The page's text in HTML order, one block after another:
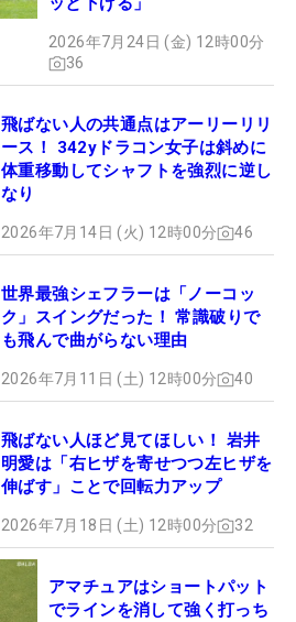
2026年7月24日 (金) 12時00分
36
飛ばない人の共通点はアーリーリリ
ース！ 342yドラコン女子は斜めに
体重移動してシャフトを強烈に逆し
なり
2026年7月14日 (火) 12時00分 46
世界最強シェフラーは「ノーコッ
ク」スイングだった！ 常識破りで
も飛んで曲がらない理由
2026年7月11日 (土) 12時00分 40
飛ばない人ほど見てほしい！ 岩井
明愛は「右ヒザを寄せつつ左ヒザを
伸ばす」ことで回転力アップ
2026年7月18日 (土) 12時00分 32
アマチュアはショートパット
でラインを消して強く打っち